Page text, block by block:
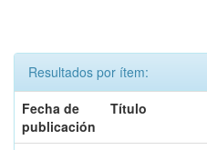
Resultados por ítem:
Fecha de
publicación
Título